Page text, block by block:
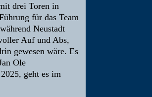
drei Toren in
für das Team
Neustadt
Auf und Abs,
gewesen wäre. Es
Ole
geht es im